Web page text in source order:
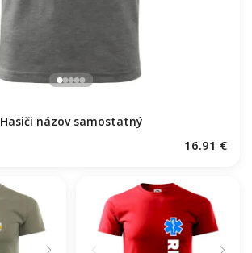
Hasiči názov samostatný
16.91 €